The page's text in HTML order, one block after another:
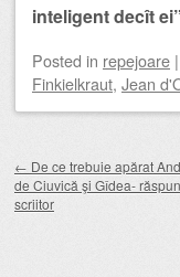
inteligent decît
Posted in repejoare |
Finkielkraut, Jean
← De ce trebuie apărat
de Ciuvică şi Gîdea-
scriitor